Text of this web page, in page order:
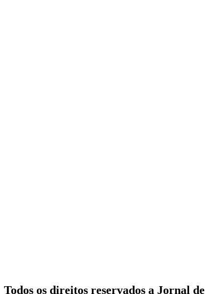
Todos os direitos reservados a Jornal de